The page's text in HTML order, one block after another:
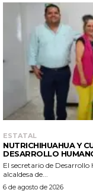
ESTATAL
NUTRICHIHUAHUA Y
DESARROLLO
El secretario de
alcaldesa de...
6 de agosto de 2026